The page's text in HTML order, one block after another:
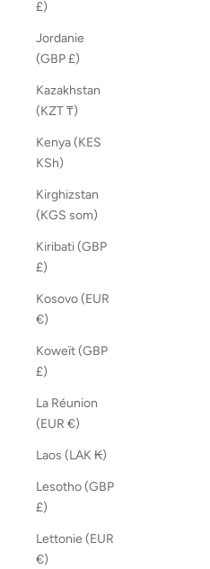
£)
Jordanie
(GBP £)
Kazakhstan
(KZT ₸)
Kenya (KES
KSh)
Kirghizstan
(KGS som)
Kiribati (GBP
£)
Kosovo (EUR
€)
Koweït (GBP
£)
La Réunion
(EUR €)
Laos (LAK ₭)
Lesotho (GBP
£)
Lettonie (EUR
€)